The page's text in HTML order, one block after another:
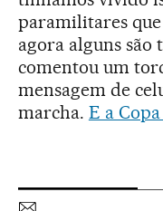
paramilitares
agora alguns são
comentou um
mensagem de
marcha. E a